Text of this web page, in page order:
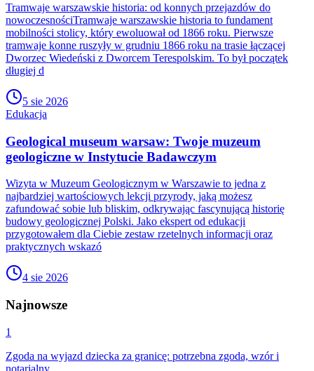
Tramwaje warszawskie historia: od konnych przejazdów do
nowoczesnościTramwaje warszawskie historia to fundament
mobilności stolicy, który ewoluował od 1866 roku. Pierwsze
tramwaje konne ruszyły w grudniu 1866 roku na trasie łączącej
Dworzec Wiedeński z Dworcem Terespolskim. To był początek
długiej d
5 sie 2026
Edukacja
Geological museum warsaw: Twoje muzeum
geologiczne w Instytucie Badawczym
Wizyta w Muzeum Geologicznym w Warszawie to jedna z
najbardziej wartościowych lekcji przyrody, jaką możesz
zafundować sobie lub bliskim, odkrywając fascynującą historię
budowy geologicznej Polski. Jako ekspert od edukacji
przygotowałem dla Ciebie zestaw rzetelnych informacji oraz
praktycznych wskazó
4 sie 2026
Najnowsze
1
Zgoda na wyjazd dziecka za granicę: potrzebna zgoda, wzór i
notarialny